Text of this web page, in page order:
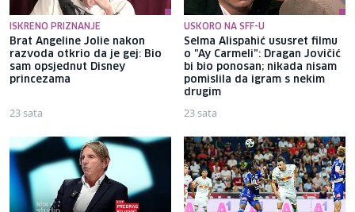
ISKRENO PRIZNANJE
Brat Angeline Jolie nakon
razvoda otkrio da je gej: Bio
sam opsjednut Disney
princezama
23 sata
USKORO NA SFF-U
Selma Alispahić ususret filmu
o "Ay Carmeli": Dragan Jovičić
bi bio ponosan; nikada nisam
pomislila da igram s nekim
drugim
23 sata